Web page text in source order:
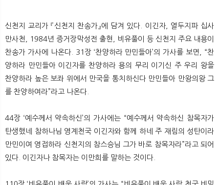
신천지 교리가 『신천지 찬송가』에 담겨 있다. 이긴자, 열두지파 십사
만사천, 1984년 증거장막성전 출현, 비유풀이 등 신천지 주요 내용이
찬송가 가사에 나온다. 31장 ‘찬양하라 만민들아’의 가사를 보면, “찬
양하라 만민들아 이긴자를 찬양하라 용의 무리 이기신 주 우리 왕을
찬양하라 높은 보좌 위에서 만국을 통치하신다 만민들아 만왕의왕 그
를 찬양하여라”라고 나온다.
44장 ‘예수께서 약속하신’의 가사에는 “예수께서 약속하신 참목자가
탄생했네 참하나님 영계천국 이긴자와 함께 하네 주 재림의 성탄이라
만민이여 영접하라 신천지의 참스승님 그가 바로 참목자라”라고 되어
있다. 이긴자나 참목자는 이만희를 말하는 것이다.